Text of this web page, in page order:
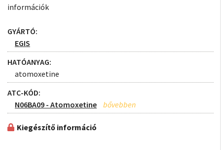
információk
GYÁRTÓ:
EGIS
HATÓANYAG:
atomoxetine
ATC-KÓD:
N06BA09 - Atomoxetine
Kiegészítő információ